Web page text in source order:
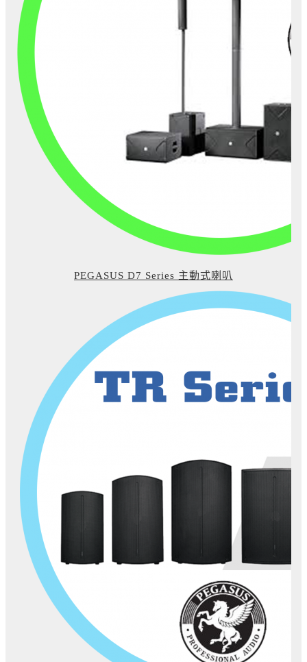
PEGASUS D7 Series 主動式喇叭